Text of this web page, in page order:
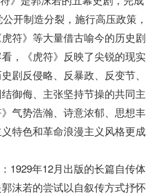
开制造分裂，施行高压政策 ，
符》等大量借古喻今的历史剧
，《虎符》反映了尖锐的现实
剧反侵略、反暴政、反变节、
御侮、主张坚持节操的共同主
气势浩瀚、诗意浓郁、思想丰
特色和革命浪漫主义风格更成
年12月出版的长篇自传体
沫若的尝试以自叙传方式抒怀